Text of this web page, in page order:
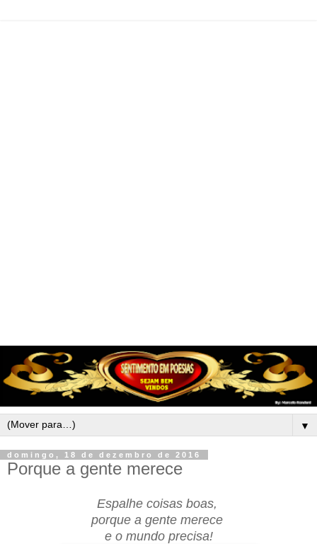
▼
domingo, 18 de dezembro de 2016
Porque a gente merece
Espalhe coisas boas,
porque a gente merece
e o mundo precisa!